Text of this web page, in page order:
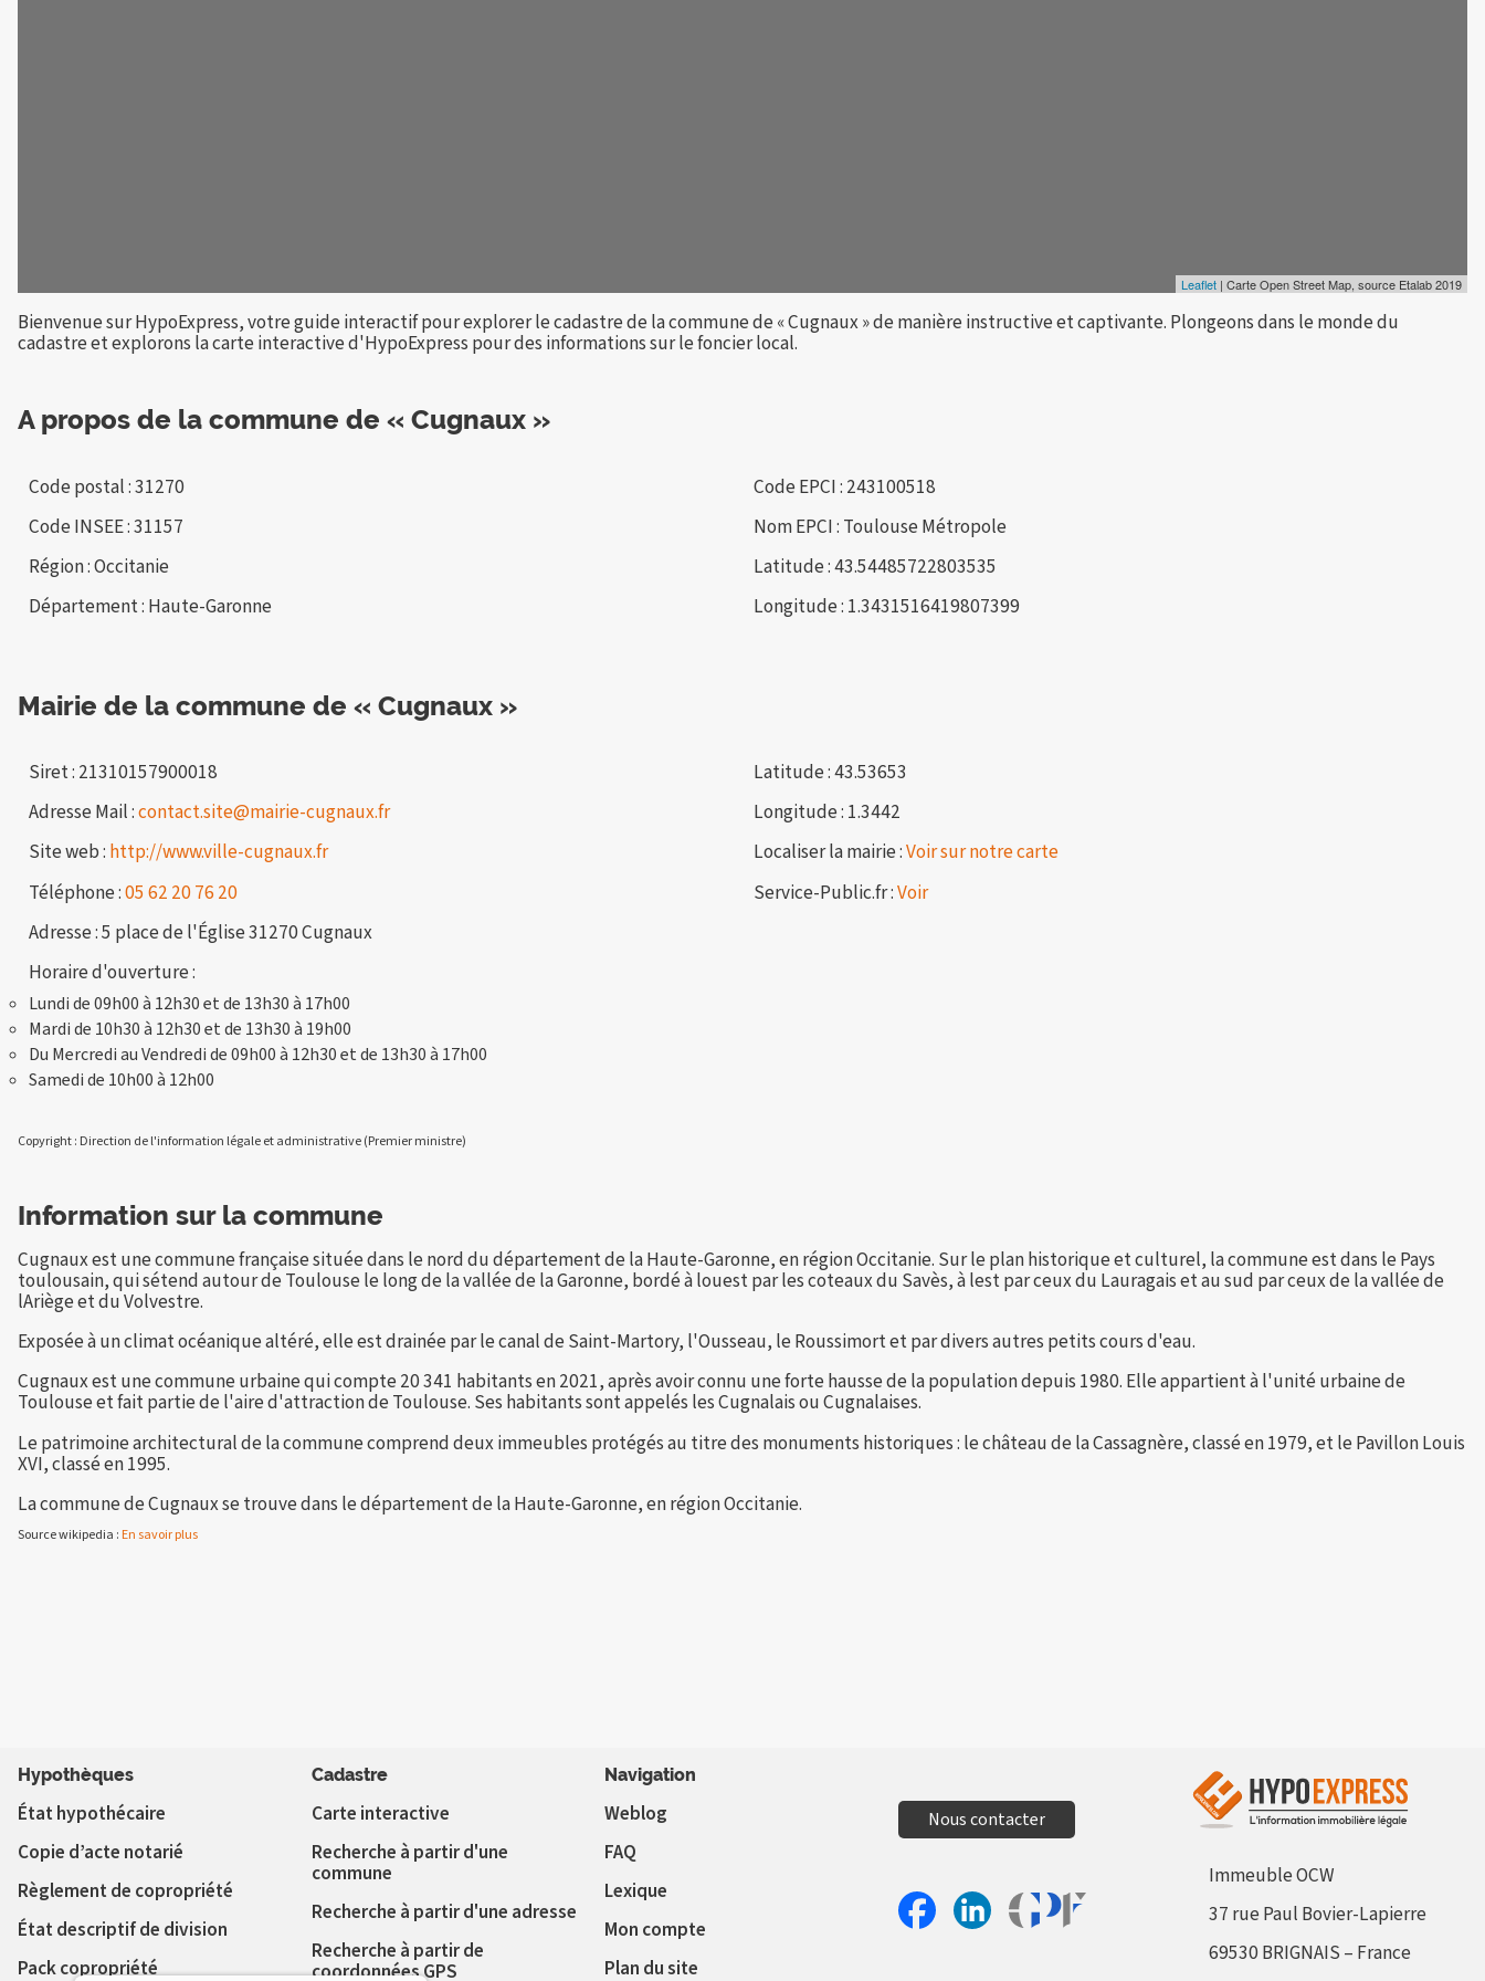
Leaflet | Carte Open Street Map, source Etalab 2019
Bienvenue sur HypoExpress, votre guide interactif pour explorer le cadastre de la commune de « Cugnaux » de manière instructive et captivante. Plongeons dans le monde du
cadastre et explorons la carte interactive d'HypoExpress pour des informations sur le foncier local.
A propos de la commune de « Cugnaux »
Code postal : 31270
Code INSEE : 31157
Région : Occitanie
Département : Haute-Garonne
Code EPCI : 243100518
Nom EPCI : Toulouse Métropole
Latitude : 43.54485722803535
Longitude : 1.3431516419807399
Mairie de la commune de « Cugnaux »
Siret : 21310157900018
Adresse Mail :contact.site@mairie-cugnaux.fr
Site web : http://www.ville-cugnaux.fr
Téléphone :05 62 20 76 20
Adresse : 5 place de l'Église 31270 Cugnaux
Horaire d'ouverture :
Lundi de 09h00 à 12h30 et de 13h30 à 17h00
Mardi de 10h30 à 12h30 et de 13h30 à 19h00
Du Mercredi au Vendredi de 09h00 à 12h30 et de 13h30 à 17h00
Samedi de 10h00 à 12h00
Latitude : 43.53653
Longitude : 1.3442
Localiser la mairie :Voir sur notre carte
Service-Public.fr :Voir
Copyright : Direction de l'information légale et administrative (Premier ministre)
Information sur la commune
Cugnaux est une commune française située dans le nord du département de la Haute-Garonne, en région Occitanie. Sur le plan historique et culturel, la commune est dans le Pays
toulousain, qui sétend autour de Toulouse le long de la vallée de la Garonne, bordé à louest par les coteaux du Savès, à lest par ceux du Lauragais et au sud par ceux de la vallée de
lAriège et du Volvestre.
Exposée à un climat océanique altéré, elle est drainée par le canal de Saint-Martory, l'Ousseau, le Roussimort et par divers autres petits cours d'eau.
Cugnaux est une commune urbaine qui compte 20 341 habitants en 2021, après avoir connu une forte hausse de la population depuis 1980. Elle appartient à l'unité urbaine de
Toulouse et fait partie de l'aire d'attraction de Toulouse. Ses habitants sont appelés les Cugnalais ou Cugnalaises.
Le patrimoine architectural de la commune comprend deux immeubles protégés au titre des monuments historiques : le château de la Cassagnère, classé en 1979, et le Pavillon Louis
XVI, classé en 1995.
La commune de Cugnaux se trouve dans le département de la Haute-Garonne, en région Occitanie.
Source wikipedia : En savoir plus
Hypothèques
État hypothécaire
Copie d’acte notarié
Règlement de copropriété
État descriptif de division
Pack copropriété
Cadastre
Carte interactive
Recherche à partir d'une
commune
Recherche à partir d'une adresse
Recherche à partir de
coordonnées GPS
Navigation
Weblog
FAQ
Lexique
Mon compte
Plan du site
Nous contacter
Immeuble OCW
37 rue Paul Bovier-Lapierre
69530 BRIGNAIS – France